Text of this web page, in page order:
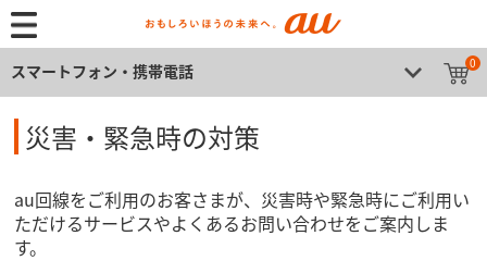
スマートフォン・携帯電話 0
災害・緊急時の対策
au回線をご利用のお客さまが、災害時や緊急時にご利用い
ただけるサービスやよくあるお問い合わせをご案内しま
す。